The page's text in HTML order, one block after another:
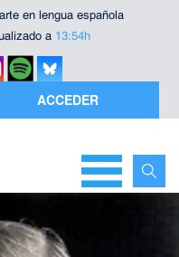
en lengua española
a 13:54h
ACCEDER